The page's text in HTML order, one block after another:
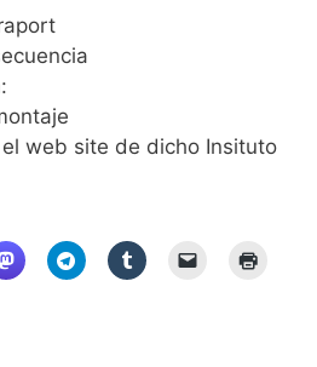
web site de dicho Insituto